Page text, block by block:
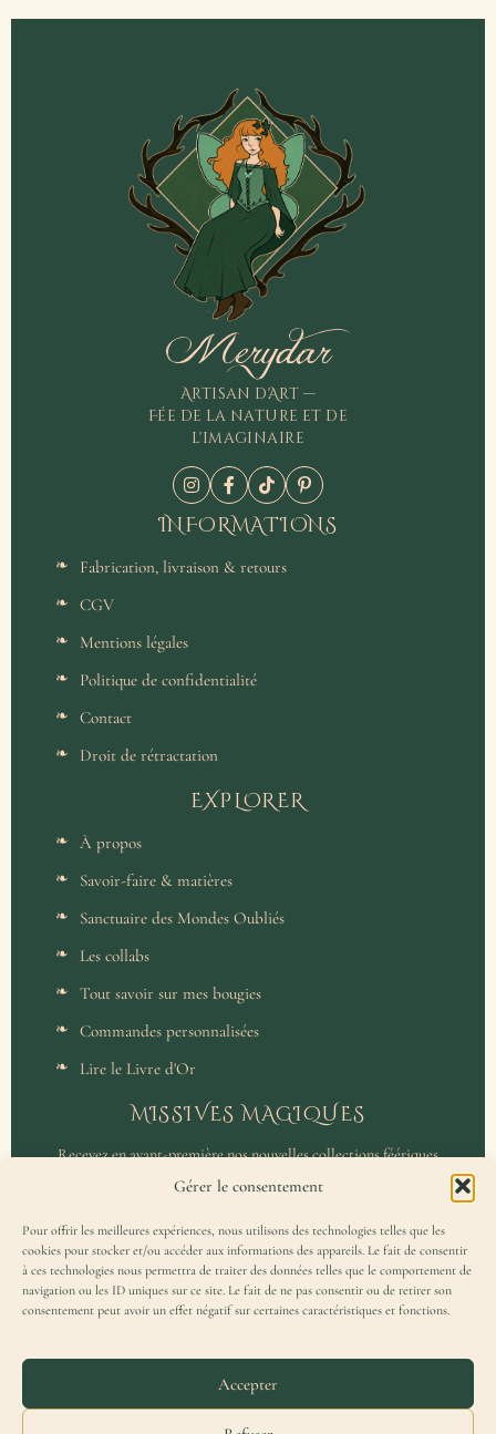
Gérer le consentement
Pour offrir les meilleures expériences, nous utilisons des technologies telles que les
cookies pour stocker et/ou accéder aux informations des appareils. Le fait de consentir
à ces technologies nous permettra de traiter des données telles que le comportement de
navigation ou les ID uniques sur ce site. Le fait de ne pas consentir ou de retirer son
consentement peut avoir un effet négatif sur certaines caractéristiques et fonctions.
Accepter
Merydar
Artisan d'Art —
Fée de la nature et de
l'imaginaire
INFORMATIONS
Fabrication, livraison & retours
CGV
Mentions légales
Politique de confidentialité
Contact
Droit de rétractation
EXPLORER
À propos
Savoir-faire & matières
Sanctuaire des Mondes Oubliés
Les collabs
Tout savoir sur mes bougies
Commandes personnalisées
Lire le Livre d'Or
MISSIVES MAGIQUES
Recevez en avant-première nos nouvelles collections féériques
et un accès privilégié aux coulisses de l'atelier.
J'accepte de recevoir la Missive Magique et j'ai lu lapolitique de